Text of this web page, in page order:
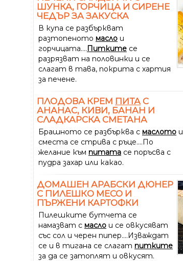
ШУНКА, ГОРЧИЦА И СИРЕНЕ
ЧЕДЪР ЗА ЗАКУСКА
В купа се разбъркват
разтопеното масло и
горчицата....Питките се
разрязват на половинки и се
слагат в тава, покрита с хартия
за печене.
ПЛОДОВА КРЕМ ПИТА С
АНАНАС, КИВИ, БАНАН И
СЛАДКАРСКА СМЕТАНА
Брашното се разбърква с маслото и
сместа се стрива с ръце....По
желание към питата се поръсва с
пудра захар или какао.
ДОМАШЕН АРАБСКИ ДЮНЕР
С ПИЛЕШКО МЕСО И
ПЪРЖЕНИ КАРТОФКИ
Пилешките бутчета се
намазват с масло и се овкусяват
със сол и черен пипер....Изваждат
се и в тигана се слагат питките
за да се затоплят и овкусят.